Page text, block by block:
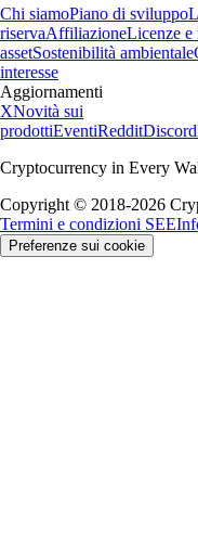
Chi siamoPiano di sviluppo
riservaAffiliazioneLicenze e
assetSostenibilità ambientale
interesse
Aggiornamenti
XNovità sui
prodottiEventiRedditDiscord
Cryptocurrency in Every
Copyright © 2018-2026
Termini e condizioni SEE
Preferenze sui cookie